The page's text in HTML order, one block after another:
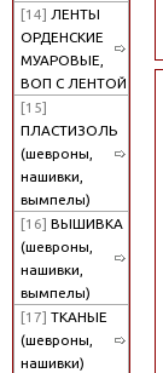
[14] ЛЕНТЫ
ОРДЕНСКИЕ
МУАРОВЫЕ,
ВОП С ЛЕНТОЙ
[15]
ПЛАСТИЗОЛЬ
(шевроны,
нашивки,
вымпелы)
[16] ВЫШИВКА
(шевроны,
нашивки,
вымпелы)
[17] ТКАНЫЕ
(шевроны,
нашивки)